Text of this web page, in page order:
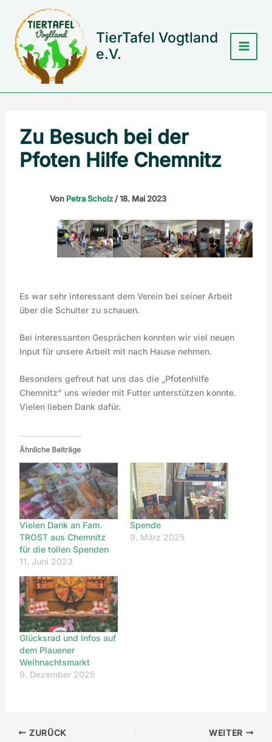
springen
TierTafel Vogtland
e.V.
Zu Besuch bei der
Pfoten Hilfe Chemnitz
Von Petra Scholz /18. Mai 2023
Es war sehr interessant dem Verein bei seiner Arbeit
über die Schulter zu schauen.
Bei interessanten Gesprächen konnten wir viel neuen
Input für unsere Arbeit mit nach Hause nehmen.
Besonders gefreut hat uns das die „Pfotenhilfe
Chemnitz“ uns wieder mit Futter unterstützen konnte.
Vielen lieben Dank dafür.
Ähnliche Beiträge
Vielen Dank an Fam.
TROST aus Chemnitz
für die tollen Spenden
11. Juni 2023
Spende
9. März 2025
Glücksrad und Infos auf
dem Plauener
Weihnachtsmarkt
9. Dezember 2025
ZURÜCK WEITER